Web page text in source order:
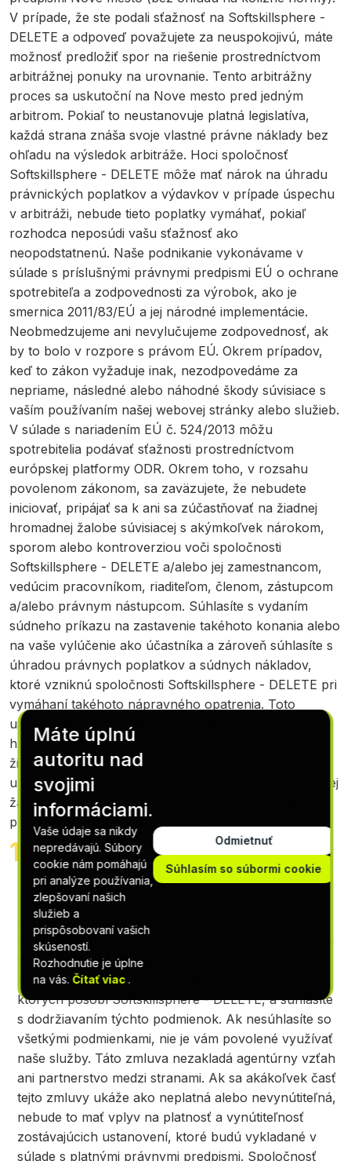
V prípade, že ste podali sťažnosť na Softskillsphere -
DELETE a odpoveď považujete za neuspokojivú, máte
možnosť predložiť spor na riešenie prostredníctvom
arbitrážnej ponuky na urovnanie. Tento arbitrážny
proces sa uskutoční na Nove mesto pred jedným
arbitrom. Pokiaľ to neustanovuje platná legislatíva,
každá strana znáša svoje vlastné právne náklady bez
ohľadu na výsledok arbitráže. Hoci spoločnosť
Softskillsphere - DELETE môže mať nárok na úhradu
právnických poplatkov a výdavkov v prípade úspechu
v arbitráži, nebude tieto poplatky vymáhať, pokiaľ
rozhodca neposúdi vašu sťažnosť ako
neopodstatnenú. Naše podnikanie vykonávame v
súlade s príslušnými právnymi predpismi EÚ o ochrane
spotrebiteľa a zodpovednosti za výrobok, ako je
smernica 2011/83/EÚ a jej národné implementácie.
Neobmedzujeme ani nevylučujeme zodpovednosť, ak
by to bolo v rozpore s právom EÚ. Okrem prípadov,
keď to zákon vyžaduje inak, nezodpovedáme za
nepriame, následné alebo náhodné škody súvisiace s
vaším používaním našej webovej stránky alebo služieb.
V súlade s nariadením EÚ č. 524/2013 môžu
spotrebitelia podávať sťažnosti prostredníctvom
európskej platformy ODR. Okrem toho, v rozsahu
povolenom zákonom, sa zaväzujete, že nebudete
iniciovať, pripájať sa k ani sa zúčastňovať na žiadnej
hromadnej žalobe súvisiacej s akýmkoľvek nárokom,
sporom alebo kontroverziou voči spoločnosti
Softskillsphere - DELETE a/alebo jej zamestnancom,
vedúcim pracovníkom, riaditeľom, členom, zástupcom
a/alebo právnym nástupcom. Súhlasíte s vydaním
súdneho príkazu na zastavenie takéhoto konania alebo
na vaše vylúčenie ako účastníka a zároveň súhlasíte s
úhradou právnych poplatkov a súdnych nákladov,
ktoré vzniknú spoločnosti Softskillsphere - DELETE pri
vymáhaní takéhoto nápravného opatrenia. Toto
ustanovenie, ktoré zabraňuje vašej účasti na
hromadných žalobách: neznamená vzdanie sa
žiadnych vašich práv ani prostriedkov nápravy na
uplatnenie nároku individuálne a nie v rámci hromadnej
žaloby v záväznej arbitráži, ako je uvedené vyššie; a
predstavuje samostatnú dohodu.
13. Dohoda
13.1. Úplná dohoda
Táto dohoda stanovuje podmienky, ktoré upravujú
používanie našich služieb, a riadi sa právnymi
predpismi krajiny Nove mesto. Prijatím tejto dohodu a
využívaním našich služieb potvrdzujete, že máte
najmenej 18 rokov, máte bydlisko v jednej z krajín, v
ktorých pôsobí Softskillsphere - DELETE, a súhlasíte
s dodržiavaním týchto podmienok. Ak nesúhlasíte so
všetkými podmienkami, nie je vám povolené využívať
naše služby. Táto zmluva nezakladá agentúrny vzťah
ani partnerstvo medzi stranami. Ak sa akákoľvek časť
tejto zmluvy ukáže ako neplatná alebo nevynútiteľná,
nebude to mať vplyv na platnosť a vynútiteľnosť
zostávajúcich ustanovení, ktoré budú vykladané v
súlade s platnými právnymi predpismi. Spoločnosť
Máte úplnú
autoritu nad
svojimi
informáciami.
Vaše údaje sa nikdy
nepredávajú. Súbory
cookie nám pomáhajú
pri analýze používania,
zlepšovaní našich
služieb a
prispôsobovaní vašich
skúseností.
Rozhodnutie je úplne
na vás.Čítať viac .
Odmietnuť
Súhlasím so súbormi cookie